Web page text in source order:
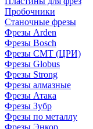
Пробочники
Станочные фрезы
Фрезы Arden
Фрезы Bosch
Фрезы CMT (ЦРИ)
Фрезы Globus
Фрезы Strong
Фрезы алмазные
Фрезы Атака
Фрезы Зубр
Фрезы по металлу
Фрезы Энкор